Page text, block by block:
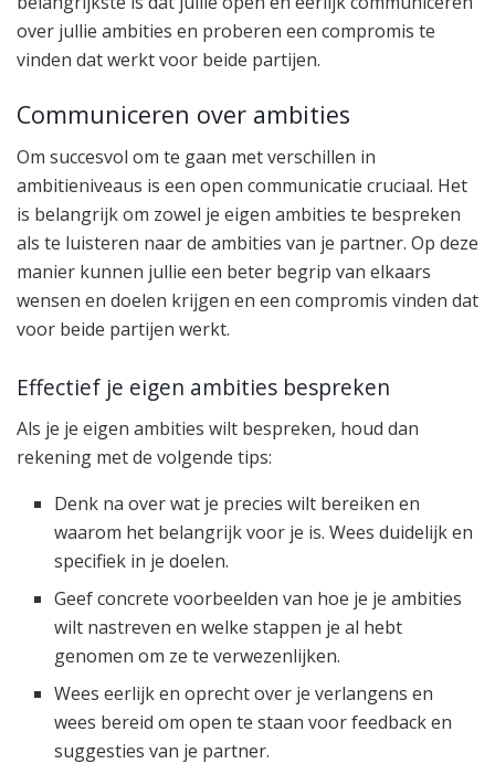
over jullie ambities en proberen een compromis te
vinden dat werkt voor beide partijen.
Communiceren over ambities
Om succesvol om te gaan met verschillen in
ambitieniveaus is een open communicatie cruciaal. Het
is belangrijk om zowel je eigen ambities te bespreken
als te luisteren naar de ambities van je partner. Op deze
manier kunnen jullie een beter begrip van elkaars
wensen en doelen krijgen en een compromis vinden dat
voor beide partijen werkt.
Effectief je eigen ambities bespreken
Als je je eigen ambities wilt bespreken, houd dan
rekening met de volgende tips:
Denk na over wat je precies wilt bereiken en
waarom het belangrijk voor je is. Wees duidelijk en
specifiek in je doelen.
Geef concrete voorbeelden van hoe je je ambities
wilt nastreven en welke stappen je al hebt
genomen om ze te verwezenlijken.
Wees eerlijk en oprecht over je verlangens en
wees bereid om open te staan voor feedback en
suggesties van je partner.